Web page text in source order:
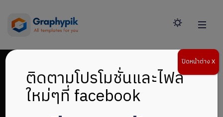
ติดตามโปรโมชั่นและไฟล์
ใหม่ๆที่ facebook
ปิดหน้าต่าง X